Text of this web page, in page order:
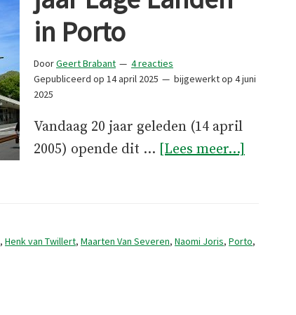
in Porto
DoorGeert Brabant
4 reacties
Gepubliceerd op 14 april 2025 bijgewerkt op 4 juni
2025
Vandaag 20 jaar geleden (14 april
2005) opende dit … [Lees meer...]
jaar
, Henk van Twillert, Maarten Van Severen, Naomi Joris, Porto,